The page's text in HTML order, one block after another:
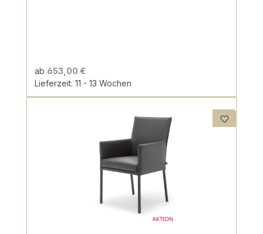
ab 653,00 €
Lieferzeit: 11 - 13 Wochen